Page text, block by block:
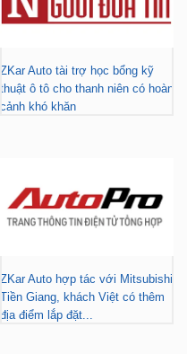
ZKar Auto tài trợ học bổng kỹ
ZKar Auto hợp tác với Mitsubishi